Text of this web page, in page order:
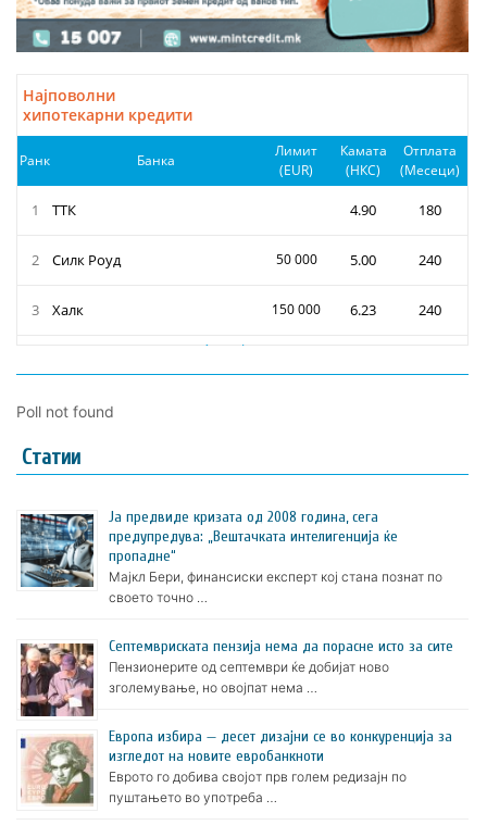
Poll not found
Статии
Ја предвиде кризата од 2008 година, сега
предупредува: „Вештачката интелигенција ќе
пропадне“
Мајкл Бери, финансиски експерт кој стана познат по
своето точно …
Септемвриската пензија нема да порасне исто за сите
Пензионерите од септември ќе добијат ново
зголемување, но овојпат нема …
Европа избира — десет дизајни се во конкуренција за
изгледот на новите евробанкноти
Еврото го добива својот прв голем редизајн по
пуштањето во употреба …